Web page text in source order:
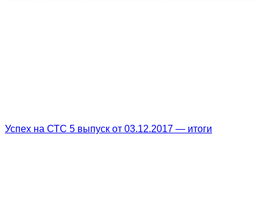
Успех на СТС 5 выпуск от 03.12.2017 — итоги